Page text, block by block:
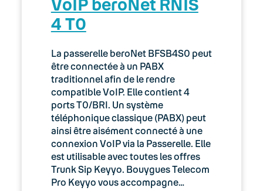
4 T0
La passerelle beroNet BFSB4S0 peut
être connectée à un PABX
traditionnel afin de le rendre
compatible VoIP. Elle contient 4
ports T0/BRI. Un système
téléphonique classique (PABX) peut
ainsi être aisément connecté à une
connexion VoIP via la Passerelle. Elle
est utilisable avec toutes les offres
Trunk Sip Keyyo. Bouygues Telecom
Pro Keyyo vous accompagne…